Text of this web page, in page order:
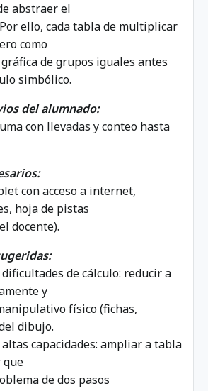
abstraer el
ello, cada tabla de multiplicar
como
de grupos iguales antes
simbólico.
del alumnado:
con llevadas y conteo hasta
con acceso a internet,
hoja de pistas
docente).
de cálculo: reducir a
y
físico (fichas,
dibujo.
capacidades: ampliar a tabla
que
de dos pasos